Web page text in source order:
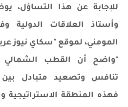
للإجابة عن هذا التساؤل،
وأستاذ العلاقات الدولية
المومني، لموقع "سكاي نيوز
"واضح أن القطب
تنافس وتصعيد متبادل
فهذه المنطقة الاستراتيجية